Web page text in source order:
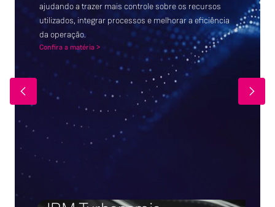
apoiando a empresa na organização dos dados,
ganho de segurança e redução de atividades
operacionais repetitivas.
Com isso, parte da equipe passou a dedicar mais
tempo às análises financeiras e menos ao
acompanhamento técnico das cargas e processos do
sistema.
Saiba mais na entrevista com a Isto é >